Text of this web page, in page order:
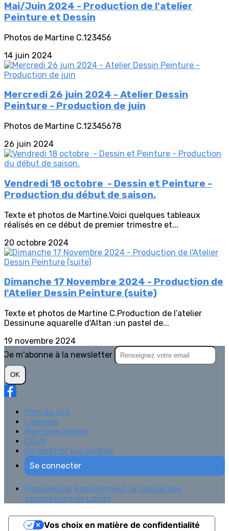
Mai/Juin 2024 - Production de l'atelier
Peinture et Dessin
Photos de Martine C.123456
14 juin 2024
Mercredi 26 juin 2024 - Atelier Dessin
Peinture - Production de juin
Photos de Martine C.12345678
26 juin 2024
Vendredi 18 octobre - Dessin et Peinture -
Production du début de saison.
Texte et photos de Martine.Voici quelques tableaux
réalisés en ce début de premier trimestre et...
20 octobre 2024
Dimanche 17 Novembre 2024 - Production de
l'Atelier Dessin Peinture (suite)
Texte et photos de Martine C.Production de l’atelier
Dessinune aquarelle d'Altan :un pastel de...
19 novembre 2024
Je m'abonne à la newsletter
OK
Plan du site
Licences
Mentions légales
CGUV
Paramétrer vos cookies
Se connecter
Propulsé par AssoConnect, le logiciel des
associations de Loisirs
Vos choix en matière de confidentialité